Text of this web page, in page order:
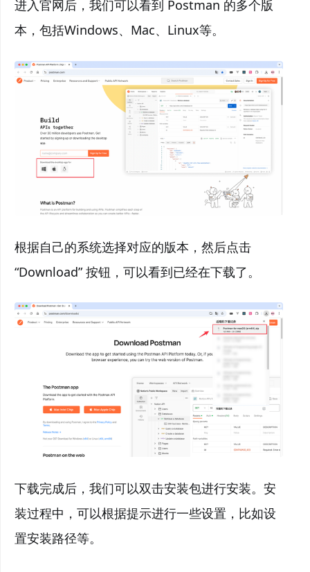
进入官网后，我们可以看到 Postman 的多个版
本，包括Windows、Mac、Linux等。
根据自己的系统选择对应的版本，然后点击
“Download” 按钮，可以看到已经在下载了。
下载完成后，我们可以双击安装包进行安装。安
装过程中，可以根据提示进行一些设置，比如设
置安装路径等。